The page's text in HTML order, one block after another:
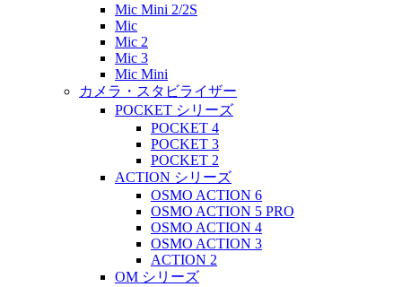
Mic Mini 2/2S
Mic
Mic 2
Mic 3
Mic Mini
カメラ・スタビライザー
POCKET シリーズ
POCKET 4
POCKET 3
POCKET 2
ACTION シリーズ
OSMO ACTION 6
OSMO ACTION 5 PRO
OSMO ACTION 4
OSMO ACTION 3
ACTION 2
OM シリーズ